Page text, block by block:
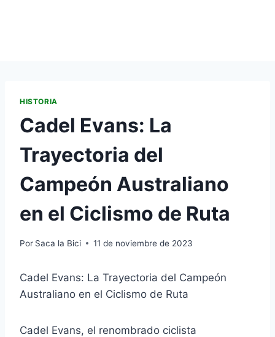
HISTORIA
Cadel Evans: La
Trayectoria del
Campeón Australiano
en el Ciclismo de Ruta
Por Saca la Bici 11 de noviembre de 2023
Cadel Evans: La Trayectoria del Campeón
Australiano en el Ciclismo de Ruta
Cadel Evans, el renombrado ciclista